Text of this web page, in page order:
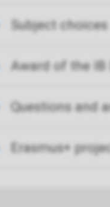
Subject choices
Award of the IB
Questions and
Erasmus+